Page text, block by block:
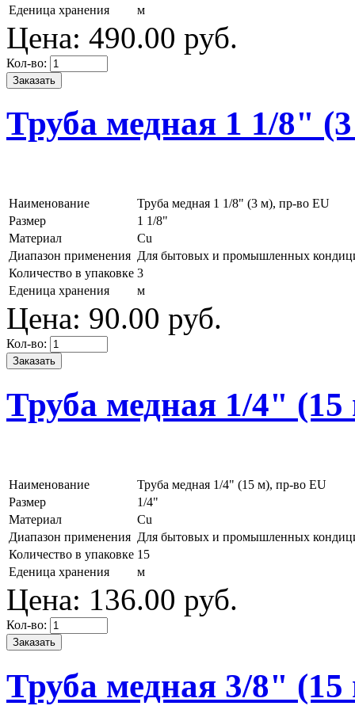
Еденица хранения
м
Цена: 490.00 руб.
Кол-во:
Труба медная 1 1/8"
Наименование
Труба медная 1 1/8" (3 м), пр-во EU
Размер
1 1/8"
Материал
Cu
Диапазон применения Для бытовых и промышленных
Количество в упаковке 3
Еденица хранения
м
Цена: 90.00 руб.
Кол-во:
Труба медная 1/4"
Наименование
Труба медная 1/4" (15 м), пр-во EU
Размер
1/4"
Материал
Cu
Диапазон применения Для бытовых и промышленных
Количество в упаковке 15
Еденица хранения
м
Цена: 136.00 руб.
Кол-во:
Труба медная 3/8"